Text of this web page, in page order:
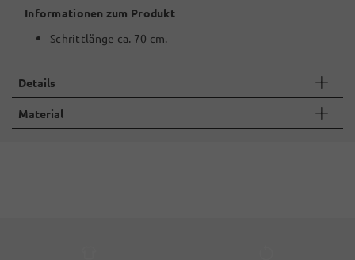
Informationen zum Produkt
Schrittlänge ca. 70 cm.
Details
Material